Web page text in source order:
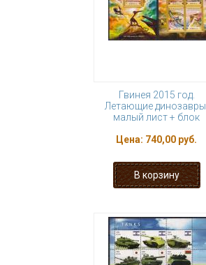
Гвинея 2015 год.
Летающие динозавры,
малый лист + блок
Цена: 740,00 руб.